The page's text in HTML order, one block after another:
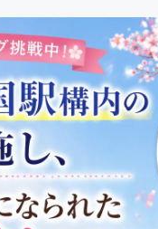
音楽
ゲーム・
書籍・雑誌
チャレンジ